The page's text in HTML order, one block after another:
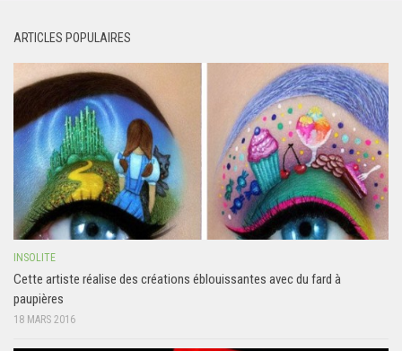
ARTICLES POPULAIRES
INSOLITE
Cette artiste réalise des créations éblouissantes avec du fard à
paupières
18 MARS 2016